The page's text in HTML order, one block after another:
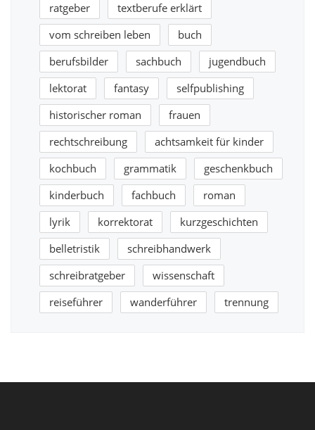
ratgeber
textberufe erklärt
vom schreiben leben
buch
berufsbilder
sachbuch
jugendbuch
lektorat
fantasy
selfpublishing
historischer roman
frauen
rechtschreibung
achtsamkeit für kinder
kochbuch
grammatik
geschenkbuch
kinderbuch
fachbuch
roman
lyrik
korrektorat
kurzgeschichten
belletristik
schreibhandwerk
schreibratgeber
wissenschaft
reiseführer
wanderführer trennung